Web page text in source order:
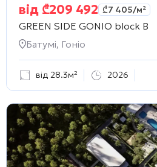
від ₾209 492 ₾7 405/м²
GREEN SIDE GONIO block B
Батумі, Гоніо
від 28.3м² 2026